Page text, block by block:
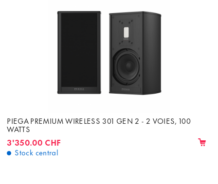
PIEGA PREMIUM WIRELESS 301 GEN 2 - 2 VOIES, 100
WATTS
3'350.00 CHF
Stock central